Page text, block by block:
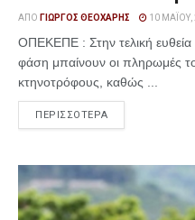
ΑΠΌ ΓΙΏΡΓΟΣ ΘΕΟΧΆΡΗΣ 10 ΜΑΪ́ΟΥ,
ΟΠΕΚΕΠΕ : Στην τελική ευθεία
φάση μπαίνουν οι πληρωμές
κτηνοτρόφους, καθώς ...
ΠΕΡΙΣΣΟΤΕΡΑ